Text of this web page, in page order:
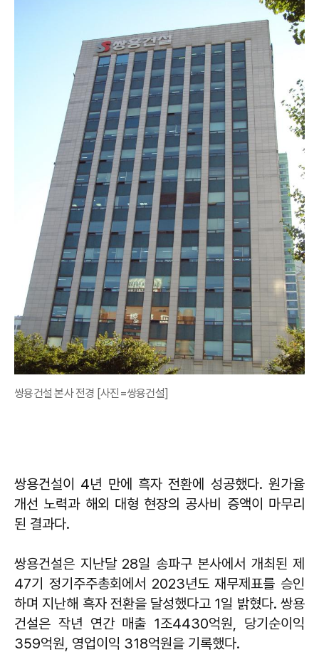
쌍용건설 본사 전경 [사진=쌍용건설]
쌍용건설이 4년 만에 흑자 전환에 성공했다. 원가율
개선 노력과 해외 대형 현장의 공사비 증액이 마무리
된 결과다.
쌍용건설은 지난달 28일 송파구 본사에서 개최된 제
47기 정기주주총회에서 2023년도 재무제표를 승인
하며 지난해 흑자 전환을 달성했다고 1일 밝혔다. 쌍용
건설은 작년 연간 매출 1조4430억원, 당기순이익
359억원, 영업이익 318억원을 기록했다.